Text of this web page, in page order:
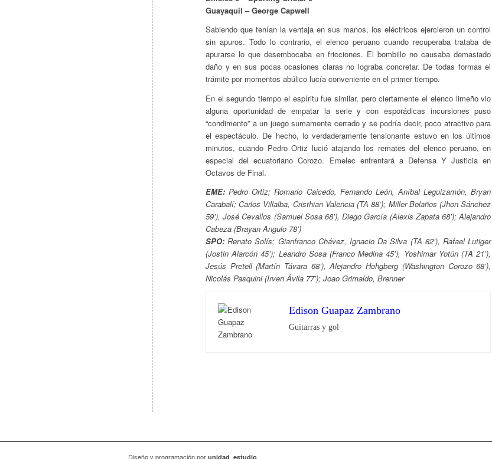
Guayaquil – George Capwell
Sabiendo que tenían la ventaja en sus manos, los eléctricos ejercieron un control
sin apuros. Todo lo contrario, el elenco peruano cuando recuperaba trataba de
apurarse lo que desembocaba en fricciones. El bombillo no causaba demasiado
daño y en sus pocas ocasiones claras no lograba concretar. De todas formas el
trámite por momentos abúlico lucía conveniente en el primer tiempo.
En el segundo tiempo el espíritu fue similar, pero ciertamente el elenco limeño vio
alguna oportunidad de empatar la serie y con esporádicas incursiones puso
“condimento” a un juego sumamente cerrado y se podría decir, poco atractivo para
el espectáculo. De hecho, lo verdaderamente tensionante estuvo en los últimos
minutos, cuando Pedro Ortiz lució atajando los remates del elenco peruano, en
especial del ecuatoriano Corozo. Emelec enfrentará a Defensa Y Justicia en
Octavos de Final.
EME: Pedro Ortiz; Romario Caicedo, Fernando León, Aníbal Leguizamón, Bryan
Carabalí; Carlos Villalba, Cristhian Valencia (TA 88’); Miller Bolaños (Jhon Sánchez
59’), José Cevallos (Samuel Sosa 68’), Diego García (Alexis Zapata 68’); Alejandro
Cabeza (Brayan Angulo 78’)
SPO: Renato Solís; Gianfranco Chávez, Ignacio Da Silva (TA 82’), Rafael Lutiger
(Jostin Alarcón 45’); Leandro Sosa (Franco Medina 45’), Yoshimar Yotún (TA 21’),
Jesús Pretell (Martín Távara 68’), Alejandro Hohgberg (Washington Corozo 68’),
Nicolás Pasquini (Irven Ávila 77’); Joao Grimaldo, Brenner
Edison Guapaz Zambrano
Guitarras y gol
Diseño y programación por unidad_estudio